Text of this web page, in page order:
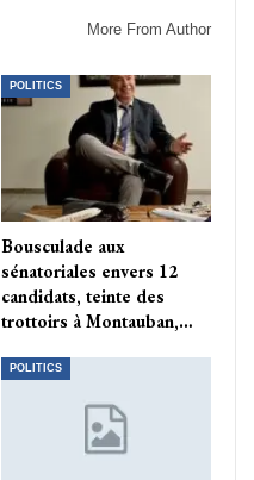
More From Author
POLITICS
Bousculade aux
sénatoriales envers 12
candidats, teinte des
trottoirs à Montauban,…
POLITICS